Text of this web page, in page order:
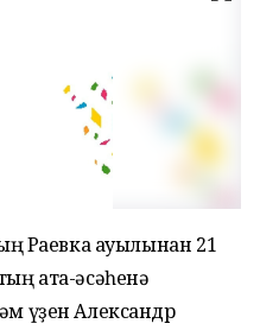
Раевка ауылынан 21
ата-әсәһенә
үҙен Александр